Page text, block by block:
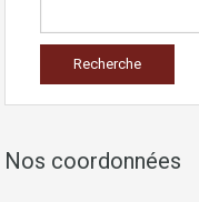
Nos coordonnées